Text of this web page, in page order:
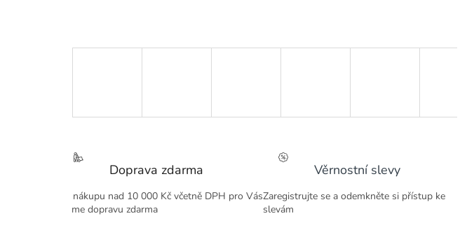
Doprava zdarma
Při nákupu nad 10 000 Kč včetně DPH pro Vás
máme dopravu zdarma
Věrnostní slevy
Zaregistrujte se a odemkněte si přístup ke
slevám